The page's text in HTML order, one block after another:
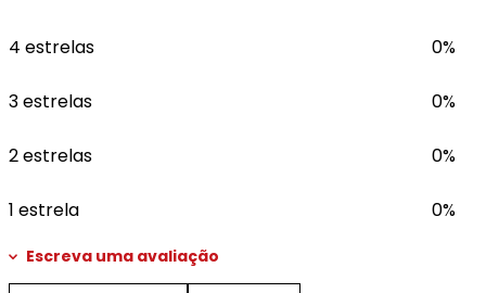
4 estrelas 0%
3 estrelas 0%
2 estrelas 0%
1 estrela 0%
Escreva uma avaliação